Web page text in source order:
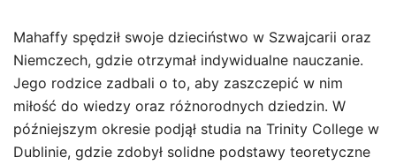
Mahaffy spędził swoje dzieciństwo w Szwajcarii oraz
Niemczech, gdzie otrzymał indywidualne nauczanie.
Jego rodzice zadbali o to, aby zaszczepić w nim
miłość do wiedzy oraz różnorodnych dziedzin. W
późniejszym okresie podjął studia na Trinity College w
Dublinie, gdzie zdobył solidne podstawy teoretyczne